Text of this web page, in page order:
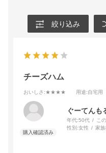
絞り込み
チーズハム
おいしさ :★★★★ 用途:自宅用
ぐーてんも
年代:50代 こ
性別:女性 家